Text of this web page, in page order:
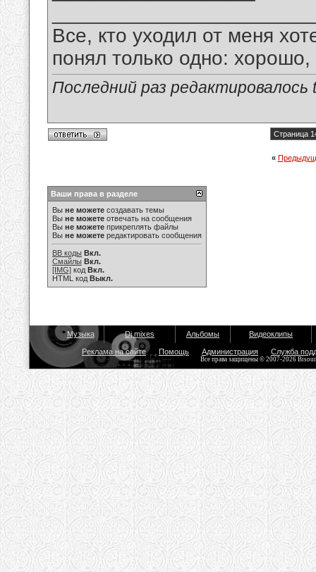
Все, кто уходил от меня
понял только одно:
Последний раз
Страница
«
Ваши права в разделе
Вы не можете создавать темы
Вы не можете отвечать на сообщения
Вы не можете прикреплять файлы
Вы не можете редактировать сообщения
BB коды Вкл.
Смайлы Вкл.
[IMG] код Вкл.
HTML код Выкл.
Музыка Dj mixes Альбомы Видеоклипы
Реклама на сайте Помощь Администрация Служба
Все права защищены © 2007-2026